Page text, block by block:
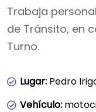
Trabaja
de Tránsito, en
Turno.
Lugar: Pedro
Vehículo: